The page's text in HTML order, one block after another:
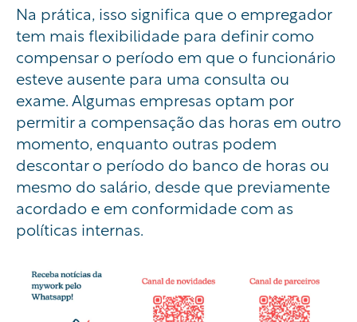
Na prática, isso significa que o empregador
tem mais flexibilidade para definir como
compensar o período em que o funcionário
esteve ausente para uma consulta ou
exame. Algumas empresas optam por
permitir a compensação das horas em outro
momento, enquanto outras podem
descontar o período do banco de horas ou
mesmo do salário, desde que previamente
acordado e em conformidade com as
políticas internas.